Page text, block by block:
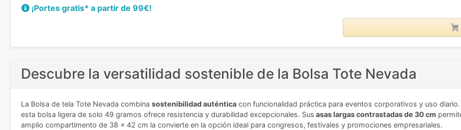
¡Portes gratis* a partir de 99€!
Descubre la versatilidad sostenible de la Bolsa Tote Nevada
La Bolsa de tela Tote Nevada combina sostenibilidad auténtica con funcionalidad práctica para eventos corporativos y uso diario.
esta bolsa ligera de solo 49 gramos ofrece resistencia y durabilidad excepcionales. Sus asas largas contrastadas de 30 cm
amplio compartimento de 38 x 42 cm la convierte en la opción ideal para congresos, festivales y promociones empresariales.